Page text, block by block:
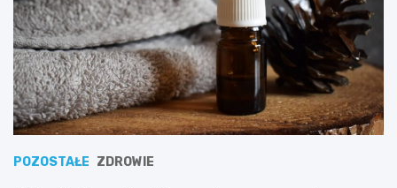
POZOSTAŁE ZDROWIE